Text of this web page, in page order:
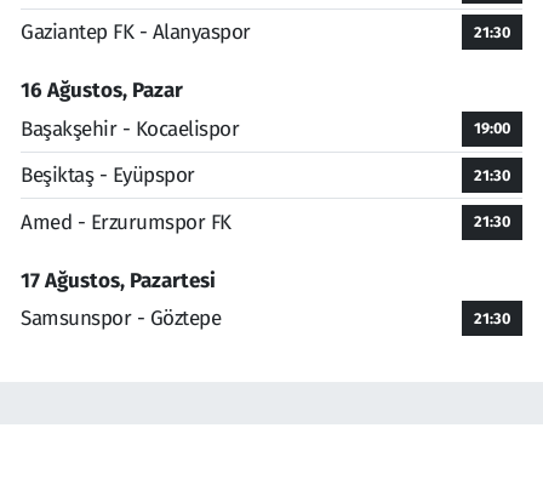
Gaziantep FK - Alanyaspor 21:30
16 Ağustos, Pazar
Başakşehir - Kocaelispor
19:00
Beşiktaş - Eyüpspor 21:30
Amed - Erzurumspor FK 21:30
17 Ağustos, Pazartesi
Samsunspor - Göztepe
21:30